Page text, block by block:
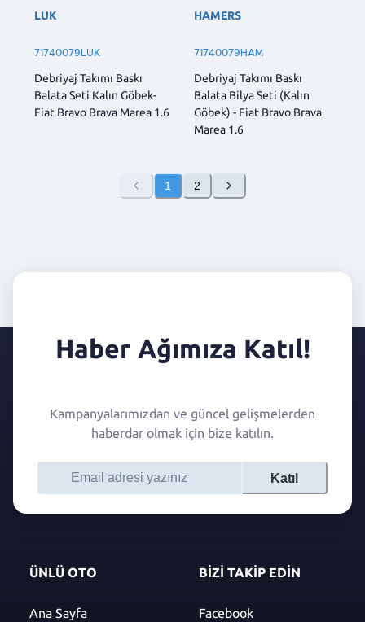
LUK
71740079LUK
Debriyaj Takımı Baskı
Balata Seti Kalın Göbek-
Fiat Bravo Brava Marea 1.6
HAMERS
71740079HAM
Debriyaj Takımı Baskı
Balata Bilya Seti (Kalın
Göbek) - Fiat Bravo Brava
Marea 1.6
1 2
Haber Ağımıza Katıl!
Kampanyalarımızdan ve güncel gelişmelerden
haberdar olmak için bize katılın.
Katıl
ÜNLÜ OTO
Ana Sayfa
BİZİ TAKİP EDİN
Facebook